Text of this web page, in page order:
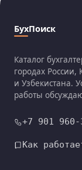
БухПоиск
Каталог
городах России,
и Узбекистана.
работы
+7 901 960-
Как